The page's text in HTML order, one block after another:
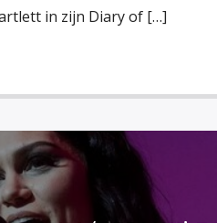
in zijn Diary of […]